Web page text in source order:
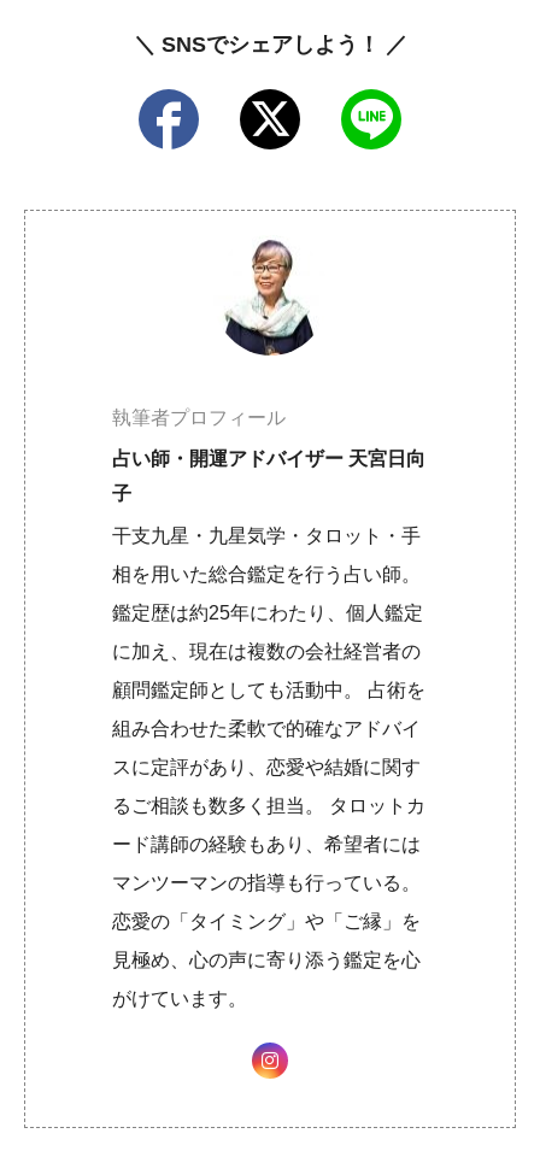
＼ SNSでシェアしよう！ ／
執筆者プロフィール
占い師・開運アドバイザー 天宮日向
子
干支九星・九星気学・タロット・手
相を用いた総合鑑定を行う占い師。
鑑定歴は約25年にわたり、個人鑑定
に加え、現在は複数の会社経営者の
顧問鑑定師としても活動中。 占術を
組み合わせた柔軟で的確なアドバイ
スに定評があり、恋愛や結婚に関す
るご相談も数多く担当。 タロットカ
ード講師の経験もあり、希望者には
マンツーマンの指導も行っている。
恋愛の「タイミング」や「ご縁」を
見極め、心の声に寄り添う鑑定を心
がけています。